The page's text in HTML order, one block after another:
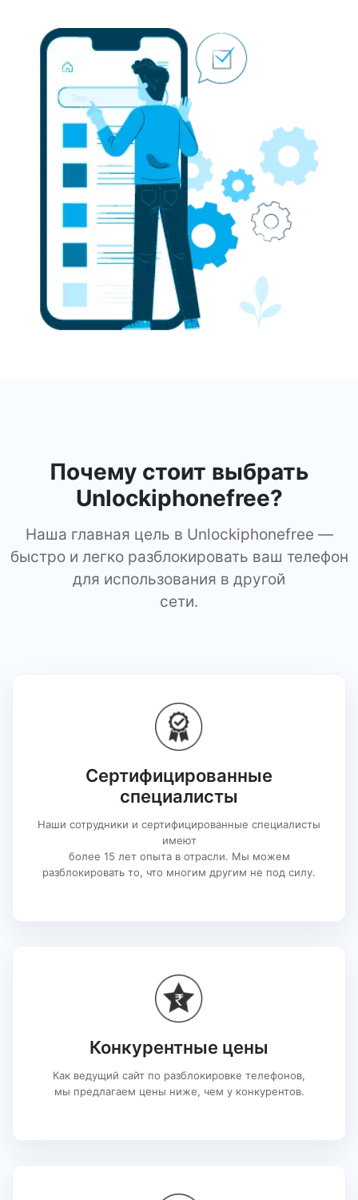
Почему стоит выбрать
Unlockiphonefree?
Наша главная цель в Unlockiphonefree —
быстро и легко разблокировать ваш телефон
для использования в другой
сети.
Сертифицированные
специалисты
Наши сотрудники и сертифицированные специалисты
имеют
более 15 лет опыта в отрасли. Мы можем
разблокировать то, что многим другим не под силу.
Конкурентные цены
Как ведущий сайт по разблокировке телефонов,
мы предлагаем цены ниже, чем у конкурентов.